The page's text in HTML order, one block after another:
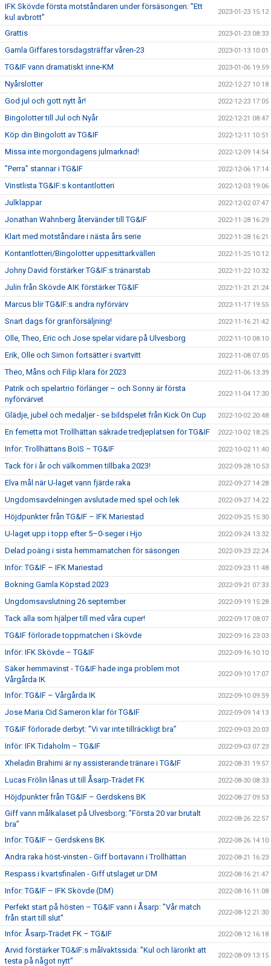
IFK Skövde första motståndaren under försäsongen: ”Ett
kul avbrott”
2023-01-23 15:12
Grattis 2023-01-23 08:33
Gamla Giffares torsdagsträffar våren-23 2023-01-13 10:01
TG&IF vann dramatiskt inne-KM 2023-01-06 19:59
Nyårslotter 2022-12-27 10:18
God jul och gott nytt år! 2022-12-23 17:05
Bingolotter till Jul och Nyår 2022-12-21 08:47
Köp din Bingolott av TG&IF 2022-12-11 10:51
Missa inte morgondagens julmarknad! 2022-12-09 14:54
”Perra” stannar i TG&IF 2022-12-06 17:14
Vinstlista TG&IF:s kontantlotteri 2022-12-03 19:06
Julklappar 2022-12-02 07:47
Jonathan Wahnberg återvänder till TG&IF 2022-11-28 16:29
Klart med motståndare i nästa års serie 2022-11-28 16:21
Kontantlotteri/Bingolotter uppesittarkvällen 2022-11-25 10:12
Johny David förstärker TG&IF:s tränarstab 2022-11-22 10:32
Julin från Skövde AIK förstärker TG&IF 2022-11-21 21:24
Marcus blir TG&IF:s andra nyförvärv 2022-11-17 19:55
Snart dags för granförsäljning! 2022-11-16 21:42
Olle, Theo, Eric och Jose spelar vidare på Ulvesborg 2022-11-10 08:10
Erik, Olle och Simon fortsätter i svartvitt 2022-11-08 07:05
Theo, Måns och Filip klara för 2023 2022-11-06 13:39
Patrik och spelartrio förlänger – och Sonny är första
nyförvärvet
2022-11-04 17:30
Glädje, jubel och medaljer - se bildspelet från Kick On Cup 2022-10-02 20:48
En femetta mot Trollhättan säkrade tredjeplatsen för TG&IF 2022-10-02 18:25
Inför: Trollhättans BoIS – TG&IF 2022-10-02 11:40
Tack för i år och välkommen tillbaka 2023! 2022-09-28 10:53
Elva mål när U-laget vann fjärde raka 2022-09-27 14:28
Ungdomsavdelningen avslutade med spel och lek 2022-09-27 14:22
Höjdpunkter från TG&IF – IFK Mariestad 2022-09-25 15:30
U-laget upp i topp efter 5–0-seger i Hjo 2022-09-24 13:32
Delad poäng i sista hemmamatchen för säsongen 2022-09-23 22:24
Inför: TG&IF – IFK Mariestad 2022-09-23 11:48
Bokning Gamla Köpstad 2023 2022-09-21 07:33
Ungdomsavslutning 26 september 2022-09-19 15:28
Tack alla som hjälper till med våra cuper! 2022-09-17 08:07
TG&IF förlorade toppmatchen i Skövde 2022-09-16 23:03
Inför: IFK Skövde – TG&IF 2022-09-16 10:10
Säker hemmavinst - TG&IF hade inga problem mot
Vårgårda IK
2022-09-10 17:07
Inför: TG&IF – Vårgårda IK 2022-09-10 09:59
Jose Maria Cid Sameron klar för TG&IF 2022-09-09 14:13
TG&IF förlorade derbyt: ”Vi var inte tillräckligt bra” 2022-09-03 20:03
Inför: IFK Tidaholm – TG&IF 2022-09-03 07:23
Xheladin Brahimi är ny assisterande tränare i TG&IF 2022-08-31 19:57
Lucas Frölin lånas ut till Åsarp-Trädet FK 2022-08-30 08:33
Höjdpunkter från TG&IF – Gerdskens BK 2022-08-27 09:53
Giff vann målkalaset på Ulvesborg: ”Första 20 var brutalt
bra”
2022-08-26 22:57
Inför: TG&IF – Gerdskens BK 2022-08-26 14:10
Andra raka höst-vinsten - Giff bortavann i Trollhättan 2022-08-21 16:23
Respass i kvartsfinalen - Giff utslaget ur DM 2022-08-16 21:47
Inför: TG&IF – IFK Skövde (DM) 2022-08-16 11:08
Perfekt start på hösten – TG&IF vann i Åsarp: ”Vår match
från start till slut”
2022-08-12 21:30
Inför: Åsarp-Trädet FK – TG&IF 2022-08-12 16:18
Arvid förstärker TG&IF:s målvaktssida: ”Kul och lärorikt att
testa på något nytt”
2022-08-09 13:15